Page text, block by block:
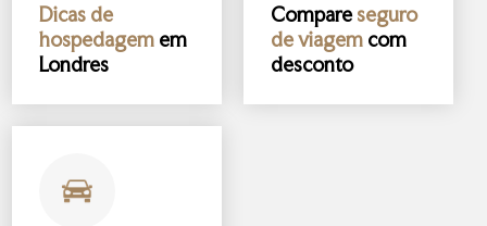
Dicas de
hospedagem em
Londres
Compareseguro
de viagem com
desconto